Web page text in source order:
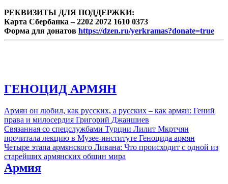
РЕКВИЗИТЫ ДЛЯ ПОДДЕРЖКИ:
Карта Сбербанка – 2202 2072 1610 0373
Форма для донатов https://dzen.ru/yerkramas?donate=true
ГЕНОЦИД АРМЯН
Армян он любил, как русских, а русских – как армян: Гений
права и милосердия Григорий Джаншиев
Связанная со спецслужбами Турции Лилит Мкртчян
прочитала лекцию в Музее-институте Геноцида армян
Четыре этапа армянского Ливана: Что происходит с одной из
старейших армянских общин мира
Армия